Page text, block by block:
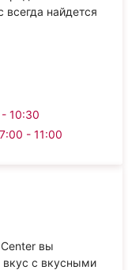
всегда найдется
10:30
- 11:00
вы
вкус с вкусными